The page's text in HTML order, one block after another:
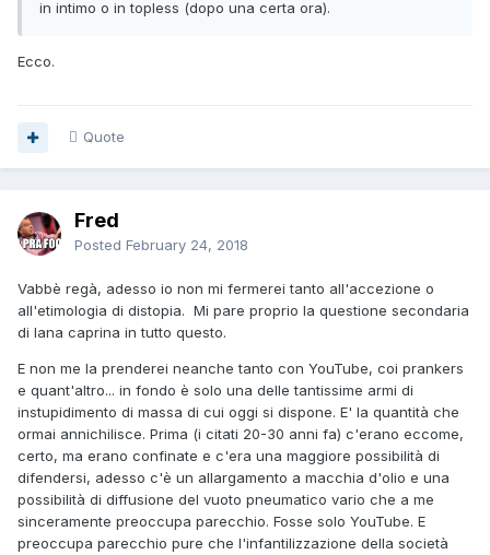
in intimo o in topless (dopo una certa ora).
Ecco.
Quote
Fred
Posted February 24, 2018
Vabbè regà, adesso io non mi fermerei tanto all'accezione o
all'etimologia di distopia. Mi pare proprio la questione secondaria
di lana caprina in tutto questo.
E non me la prenderei neanche tanto con YouTube, coi prankers
e quant'altro... in fondo è solo una delle tantissime armi di
instupidimento di massa di cui oggi si dispone. E' la quantità che
ormai annichilisce. Prima (i citati 20-30 anni fa) c'erano eccome,
certo, ma erano confinate e c'era una maggiore possibilità di
difendersi, adesso c'è un allargamento a macchia d'olio e una
possibilità di diffusione del vuoto pneumatico vario che a me
sinceramente preoccupa parecchio. Fosse solo YouTube. E
preoccupa parecchio pure che l'infantilizzazione della società